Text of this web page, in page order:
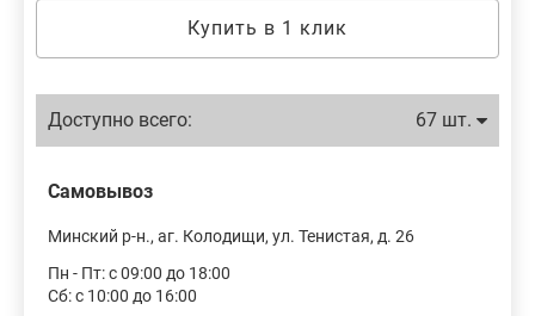
Купить в 1 клик
Доступно всего: 67 шт.
Самовывоз
Минский р-н., аг. Колодищи, ул. Тенистая, д. 26
Пн - Пт: с 09:00 до 18:00
Сб: с 10:00 до 16:00